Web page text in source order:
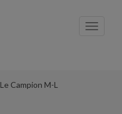
Le Campion M-L